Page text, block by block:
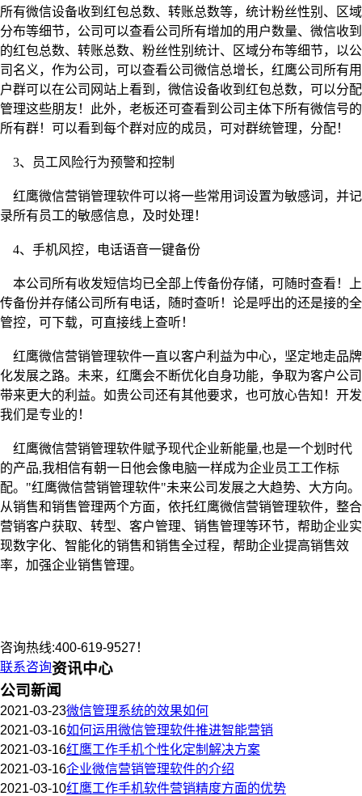
所有微信设备收到红包总数、转账总数等，统计粉丝性别、区域
分布等细节，公司可以查看公司所有增加的用户数量、微信收到
的红包总数、转账总数、粉丝性别统计、区域分布等细节，以公
司名义，作为公司，可以查看公司微信总增长，红鹰公司所有用
户群可以在公司网站上看到，微信设备收到红包总数，可以分配
管理这些朋友！此外，老板还可查看到公司主体下所有微信号的
所有群！可以看到每个群对应的成员，可对群统管理，分配！
3、员工风险行为预警和控制
红鹰微信营销管理软件可以将一些常用词设置为敏感词，并记
录所有员工的敏感信息，及时处理！
4、手机风控，电话语音一键备份
本公司所有收发短信均已全部上传备份存储，可随时查看！上
传备份并存储公司所有电话，随时查听！论是呼出的还是接的全
管控，可下载，可直接线上查听！
红鹰微信营销管理软件一直以客户利益为中心，坚定地走品牌
化发展之路。未来，红鹰会不断优化自身功能，争取为客户公司
带来更大的利益。如贵公司还有其他要求，也可放心告知！开发
我们是专业的！
红鹰微信营销管理软件赋予现代企业新能量,也是一个划时代
的产品,我相信有朝一日他会像电脑一样成为企业员工工作标
配。"红鹰微信营销管理软件"未来公司发展之大趋势、大方向。
从销售和销售管理两个方面，依托红鹰微信营销管理软件，整合
营销客户获取、转型、客户管理、销售管理等环节，帮助企业实
现数字化、智能化的销售和销售全过程，帮助企业提高销售效
率，加强企业销售管理。
咨询热线:400-619-9527！
联系咨询资讯中心
公司新闻
2021-03-23微信管理系统的效果如何
2021-03-16如何运用微信管理软件推进智能营销
2021-03-16红鹰工作手机个性化定制解决方案
2021-03-16企业微信营销管理软件的介绍
2021-03-10红鹰工作手机软件营销精度方面的优势